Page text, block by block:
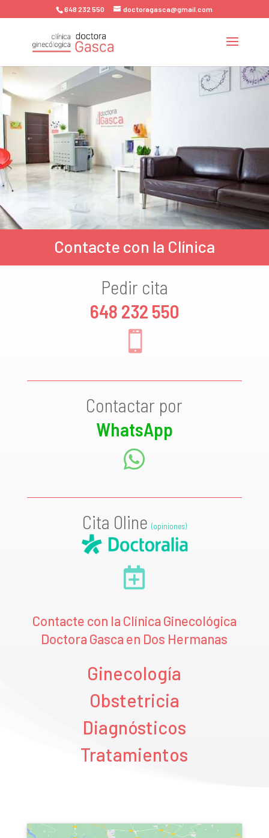
648 232 550 doctoragasca@gmail.com
Contacte con la Clínica
Pedir cita
648 232 550

Contactar por
WhatsApp

Cita Oline (opiniones)

Contacte con la Clínica Ginecológica
Doctora Gasca en Dos Hermanas
Ginecología
Obstetricia
Diagnósticos
Tratamientos